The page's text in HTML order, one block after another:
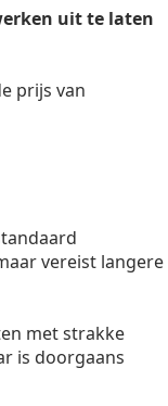
uit te laten
prijs van
vereist langere
met strakke
is doorgaans